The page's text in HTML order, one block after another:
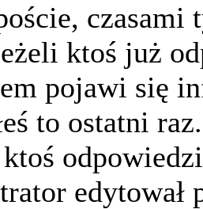
czasami
ktoś już
pojawi się
to ostatni
edytował